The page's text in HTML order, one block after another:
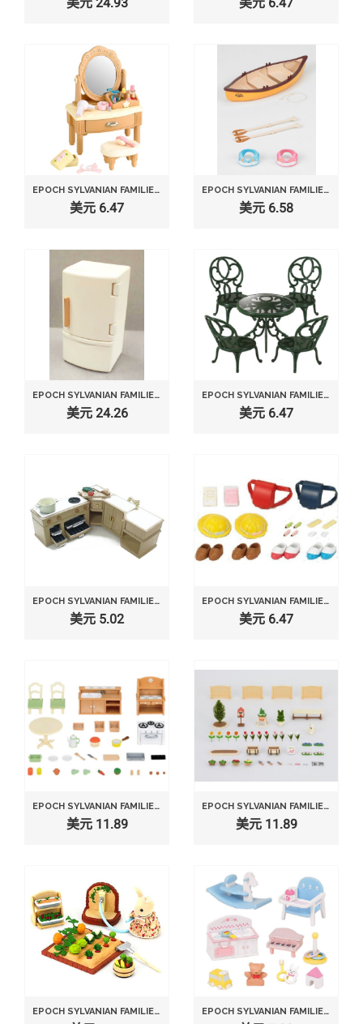
EPOCH SYLVANIAN FAMILIES SYLVANIAN FAMILY DOLL "DRESSER SET KA-312"
美元 6.47
EPOCH SYLVANIAN FAMILIES SYLVANIAN FAMILY DOLL "CANOEING SET KO-54"
美元 6.58
EPOCH SYLVANIAN FAMILIES SYLVANIAN FAMILY DOLL "REFRIGERATOR SET KA-415"
美元 24.26
EPOCH SYLVANIAN FAMILIES SYLVANIAN FAMILY DOLL "GARDEN TABLE AND CHAIRS SET KA-621 "
美元 6.47
EPOCH SYLVANIAN FAMILIES SYLVANIAN FURNITURE KITCHEN SET KA-411
美元 5.02
EPOCH SYLVANIAN FAMILIES SYLVANIAN FAMILY DOLL "SCHOOL UNIFORM AND GOODS S-44"
美元 6.47
EPOCH SYLVANIAN FAMILIES SYLVANIAN FAMILY?DINING ROOM SE-150
美元 11.89
EPOCH SYLVANIAN FAMILIES SYLVANIAN FAMILY DOLL "SE-155 FAMILY GARDEN "
美元 11.89
EPOCH SYLVANIAN FAMILIES SYLVANIAN FAMILY VEGETABLE GARDENING SET KA-616 EPOCH SYLVANIAN FAMILIES SYLVANIAN FAMILY DOLL "BABY TOYS SET F -211"